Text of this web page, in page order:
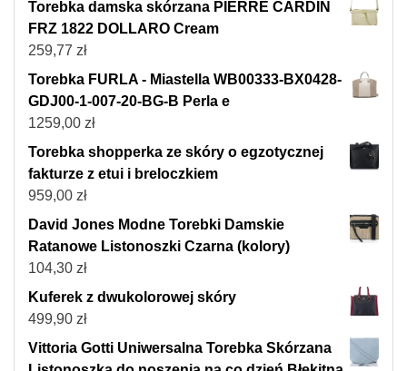
Torebka damska skórzana PIERRE CARDIN
FRZ 1822 DOLLARO Cream
259,77 zł
Torebka FURLA - Miastella WB00333-BX0428-
GDJ00-1-007-20-BG-B Perla e
1259,00 zł
Torebka shopperka ze skóry o egzotycznej
fakturze z etui i breloczkiem
959,00 zł
David Jones Modne Torebki Damskie
Ratanowe Listonoszki Czarna (kolory)
104,30 zł
Kuferek z dwukolorowej skóry
499,90 zł
Vittoria Gotti Uniwersalna Torebka Skórzana